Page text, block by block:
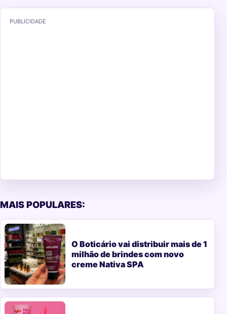
PUBLICIDADE
MAIS POPULARES:
O Boticário vai distribuir mais de 1
milhão de brindes com novo
creme Nativa SPA